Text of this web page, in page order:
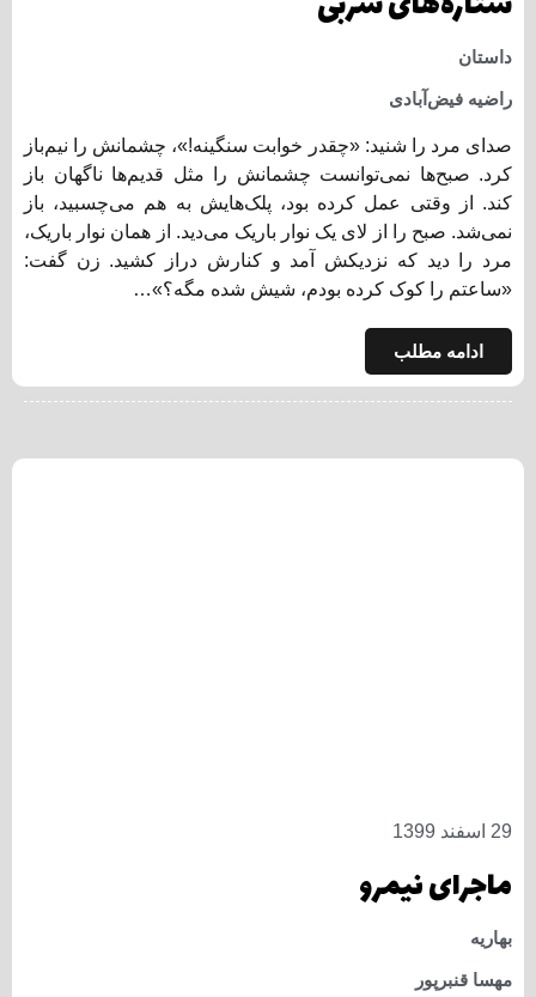
داستان
راضیه فیض‌آبادی
صدای مرد را شنید: «چقدر خوابت سنگینه!»، چشمانش را نیم‌باز
کرد. صبح‌ها نمی‌توانست چشمانش را مثل قدیم‌ها ناگهان باز
کند. از وقتی عمل کرده بود، پلک‌هایش به هم می‌چسبید، باز
نمی‌شد. صبح‌ را از لای یک نوار باریک می‌دید. از همان نوار باریک،
مرد را دید که نزدیکش آمد و کنارش دراز کشید. زن گفت:
«ساعتم را کوک کرده بودم، شیش شده مگه؟»…
ادامه مطلب
29 اسفند 1399
ماجرای نیمرو
بهاریه
مهسا قنبرپور